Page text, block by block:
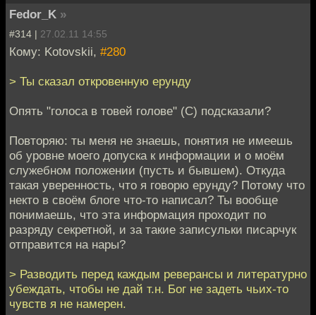
Fedor_K »
#314 | 27.02.11 14:55
Кому: Kotovskii, #280
> Ты сказал откровенную ерунду
Опять "голоса в товей голове" (С) подсказали?
Повторяю: ты меня не знаешь, понятия не имеешь
об уровне моего допуска к информации и о моём
служебном положении (пусть и бывшем). Откуда
такая уверенность, что я говорю ерунду? Потому что
некто в своём блоге что-то написал? Ты вообще
понимаешь, что эта информация проходит по
разряду секретной, и за такие записульки писарчук
отправится на нары?
> Разводить перед каждым реверансы и литературно
убеждать, чтобы не дай т.н. Бог не задеть чьих-то
чувств я не намерен.